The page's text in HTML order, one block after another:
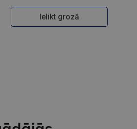
Ielikt grozā